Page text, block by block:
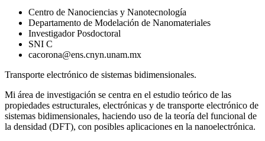
Centro de Nanociencias y Nanotecnología
Departamento de Modelación de Nanomateriales
Investigador Posdoctoral
SNI C
cacorona@ens.cnyn.unam.mx
Transporte electrónico de sistemas bidimensionales.
Mi área de investigación se centra en el estudio teórico de las
propiedades estructurales, electrónicas y de transporte electrónico de
sistemas bidimensionales, haciendo uso de la teoría del funcional de
la densidad (DFT), con posibles aplicaciones en la nanoelectrónica.